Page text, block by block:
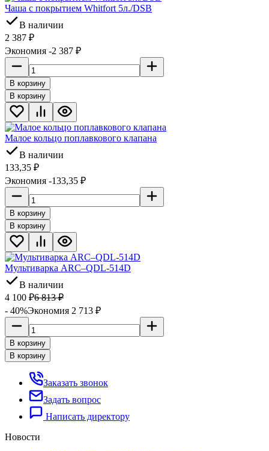
Чaшa c покрытием Whitfort 5л./DSB
В наличии
2 387 ₽
Экономия -2 387 ₽
В корзину
В корзину
Малое кольцо поплавкового клапана
В наличии
133,35 ₽
Экономия -133,35 ₽
В корзину
В корзину
Мультиварка ARC–QDL-514D
В наличии
4 100 ₽6 813₽
- 40%Экономия 2 713 ₽
В корзину
В корзину
Заказать звонок
Задать вопрос
Написать директору
Новости